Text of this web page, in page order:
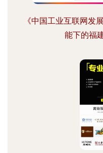
《中国工业互联网发
能下的福